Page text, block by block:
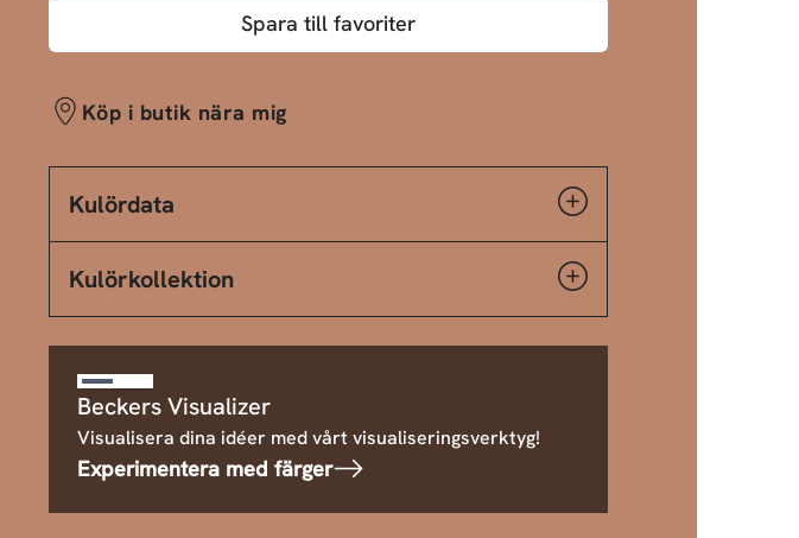
Spara till favoriter
Köp i butik nära mig
Kulördata
Kulörkollektion
Beckers Visualizer
Visualisera dina idéer med vårt visualiseringsverktyg!
Experimentera med färger